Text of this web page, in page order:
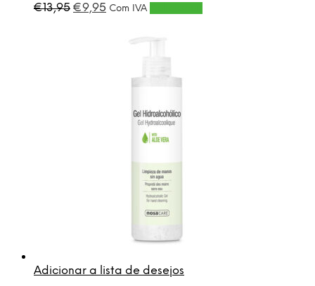
€13,95 O
€9,95 O
Com IVA
Adicionar a lista de desejos